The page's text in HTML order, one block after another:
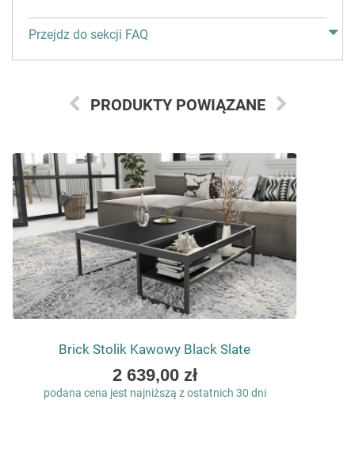
Przejdz do sekcji FAQ
PRODUKTY POWIĄZANE
Brick Stolik Kawowy Black Slate
As
low
2 639,00 zł
podana cena jest najniższą z ostatnich 30 dni